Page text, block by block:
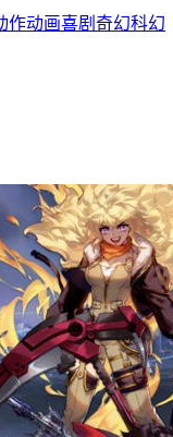
作动画喜剧 奇幻科幻